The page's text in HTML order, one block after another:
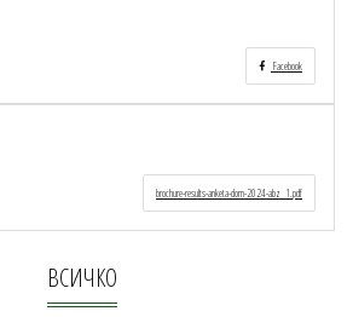
Facebook
brochure-results-anketa-dom-2024-abz_1.pdf
ВСИЧКО